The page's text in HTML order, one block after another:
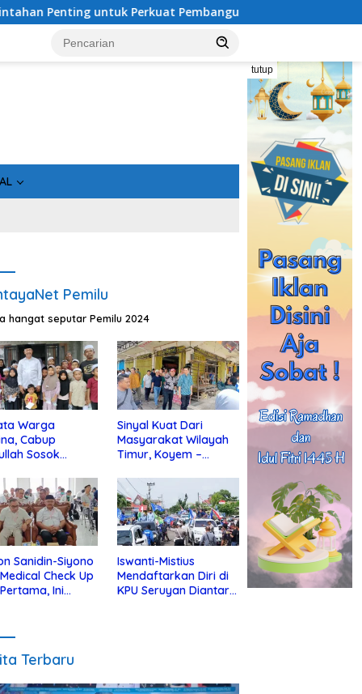
untuk Perkuat Pembangunan Desa
tutup
Pemilu
hangat seputar Pemilu 2024
Warga
Cabup
Sosok
Sinyal Kuat Dari
Masyarakat Wilayah
Timur, Koyem –
di Kotim
Sanidin-Siyono
Check Up
Ini
Iswanti-Mistius
Mendaftarkan Diri di
KPU Seruyan Diantar
Terbaru